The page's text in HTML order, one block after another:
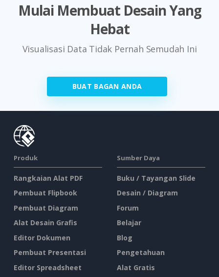
Mulai Membuat Desain Yang
Hebat
Visualisasi Data Tidak Pernah Semudah Ini
BUAT BAGAN ANDA
Produk
Rangkaian Alat PDF
Pembuat Flipbook
Pembuat Diagram
Alat Desain Grafis
Editor Dokumen
Pembuat Presentasi
Editor Spreadsheet
Sumber Daya
Buku / Tayangan Slide
Desain / Diagram
Forum
Belajar
Blog
Pengetahuan
Alat Gratis